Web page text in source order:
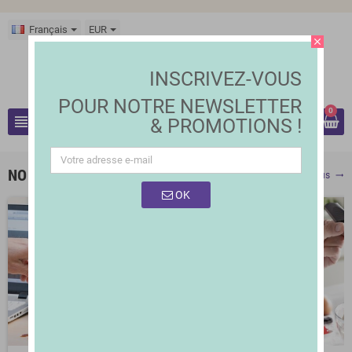
Français EUR
view_headline
search
0
NOUVEAUX PRODUITS Voir plus trending_flat
close
INSCRIVEZ-VOUS
POUR NOTRE NEWSLETTER
& PROMOTIONS !
OK